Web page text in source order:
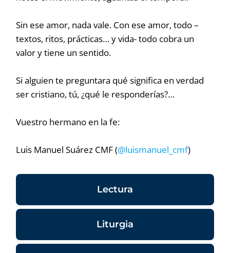
Sin ese amor, nada vale. Con ese amor, todo –
textos, ritos, prácticas… y vida- todo cobra un
valor y tiene un sentido.
Si alguien te preguntara qué significa en verdad
ser cristiano, tú, ¿qué le responderías?…
Vuestro hermano en la fe:
Luis Manuel Suárez CMF (@luismanuel_cmf)
Lectura
Liturgia